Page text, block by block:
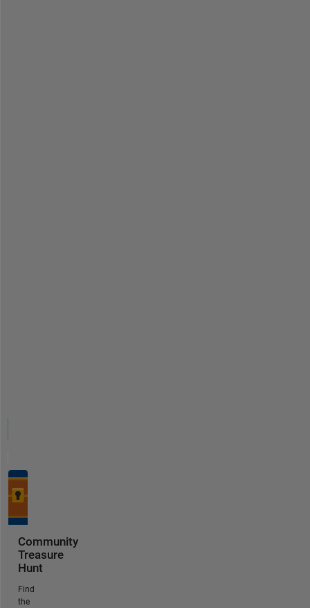
Community
Treasure
Hunt
Find
the